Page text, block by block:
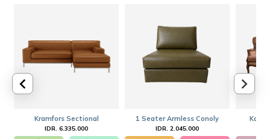
Kramfors Sectional
IDR. 6.335.000
1 Seater Armless Conoly
IDR. 2.045.000